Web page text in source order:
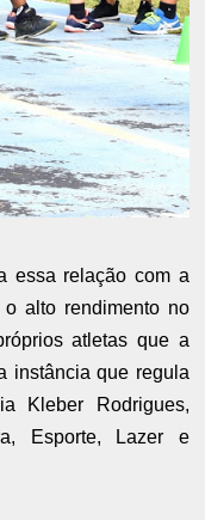
essa relação com a
o alto rendimento no
atletas que a
instância que regula
Kleber Rodrigues,
Esporte, Lazer e